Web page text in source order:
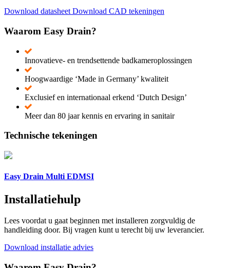
Download datasheet Download CAD tekeningen
Waarom Easy Drain?
Innovatieve- en trendsettende badkameroplossingen
Hoogwaardige ‘Made in Germany’ kwaliteit
Exclusief en internationaal erkend ‘Dutch Design’
Meer dan 80 jaar kennis en ervaring in sanitair
Technische tekeningen
Easy Drain Multi EDMSI
Installatiehulp
Lees voordat u gaat beginnen met installeren zorgvuldig de
handleiding door. Bij vragen kunt u terecht bij uw leverancier.
Download installatie advies